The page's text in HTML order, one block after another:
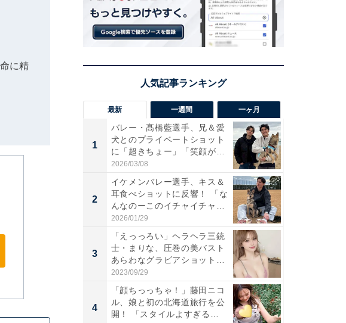
に精
最新 一週間 一ヶ月
1
バレー・髙橋藍選手、兄＆愛
犬とのプライベートショット
に「超きちょー」「笑顔が見
れ...
2026/03/08
2
イケメンバレー選手、キス＆
耳食べショットに反響！ 「な
んなのーこのイチャイチャ
感...
2026/01/29
3
「えっっろい」ヘラヘラ三銃
士・まりな、圧巻の美バスト
あらわなグラビアショット公
開...
2023/09/29
4
「顔ちっっちゃ！」藤田ニコ
ル、娘と初の北海道旅行を公
開！ 「スタイルよすぎる